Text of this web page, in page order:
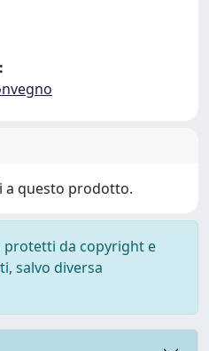
a questo prodotto.
protetti da copyright e
salvo diversa